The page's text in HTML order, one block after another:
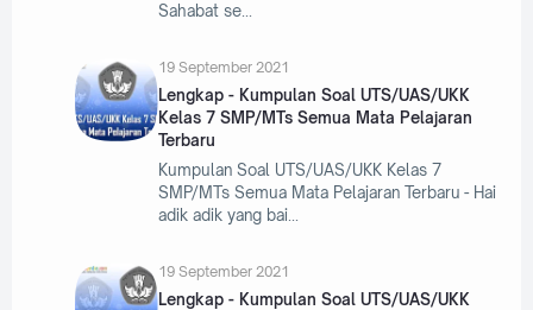
Sahabat se
19 September 2021
Lengkap - Kumpulan Soal UTS/UAS/UKK
Kelas 7 SMP/MTs Semua Mata Pelajaran
Terbaru
Kumpulan Soal UTS/UAS/UKK Kelas 7
SMP/MTs Semua Mata Pelajaran Terbaru - Hai
adik adik yang bai
19 September 2021
Lengkap - Kumpulan Soal UTS/UAS/UKK